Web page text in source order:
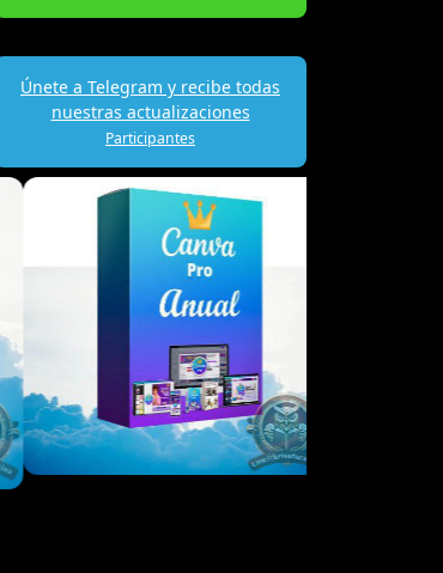
Únete a Telegram y recibe todas
nuestras actualizaciones
Participantes